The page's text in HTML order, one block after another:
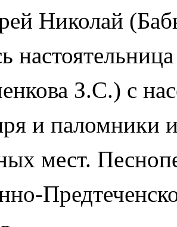
Николай
З.С.) с
и паломники
мест.